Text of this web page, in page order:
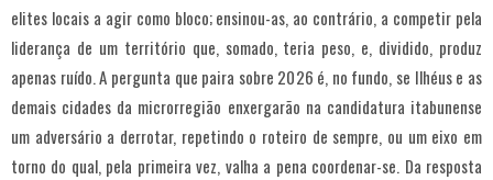
elites locais a agir como bloco; ensinou-as, ao contrário, a competir pela
liderança de um território que, somado, teria peso, e, dividido, produz
apenas ruído. A pergunta que paira sobre 2026 é, no fundo, se Ilhéus e as
demais cidades da microrregião enxergarão na candidatura itabunense
um adversário a derrotar, repetindo o roteiro de sempre, ou um eixo em
torno do qual, pela primeira vez, valha a pena coordenar-se. Da resposta